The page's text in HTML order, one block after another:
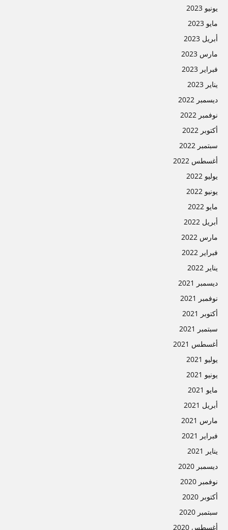
يونيو 2023
مايو 2023
أبريل 2023
مارس 2023
فبراير 2023
يناير 2023
ديسمبر 2022
نوفمبر 2022
أكتوبر 2022
سبتمبر 2022
أغسطس 2022
يوليو 2022
يونيو 2022
مايو 2022
أبريل 2022
مارس 2022
فبراير 2022
يناير 2022
ديسمبر 2021
نوفمبر 2021
أكتوبر 2021
سبتمبر 2021
أغسطس 2021
يوليو 2021
يونيو 2021
مايو 2021
أبريل 2021
مارس 2021
فبراير 2021
يناير 2021
ديسمبر 2020
نوفمبر 2020
أكتوبر 2020
سبتمبر 2020
أغسطس 2020